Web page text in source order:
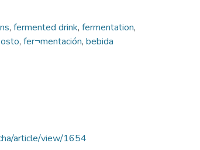
, fermented drink, fermentation,
, fer¬mentación, bebida
article/view/1654